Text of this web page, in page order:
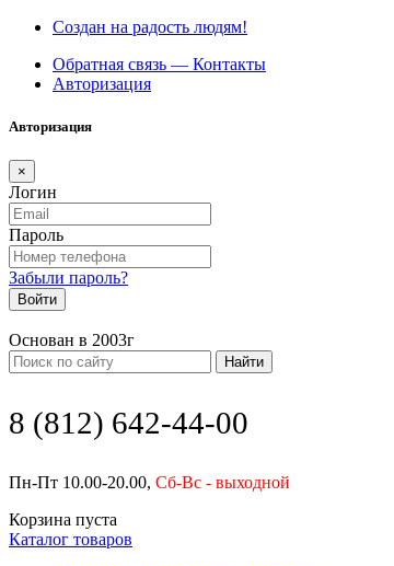
Создан на радость людям!
Обратная связь — Контакты
Авторизация
Авторизация
×
Логин
Пароль
Забыли пароль?
Войти
Основан в 2003г
Найти
8 (812) 642-44-00
Пн-Пт 10.00-20.00, Сб-Вс - выходной
Корзина пуста
Каталог товаров